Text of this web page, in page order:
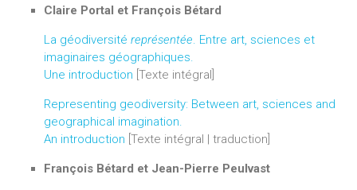
Claire Portal et François Bétard
La géodiversité représentée. Entre art, sciences et
imaginaires géographiques.
Une introduction [Texte intégral]
Representing geodiversity: Between art, sciences and
geographical imagination.
An introduction [Texte intégral | traduction]
François Bétard et Jean-Pierre Peulvast